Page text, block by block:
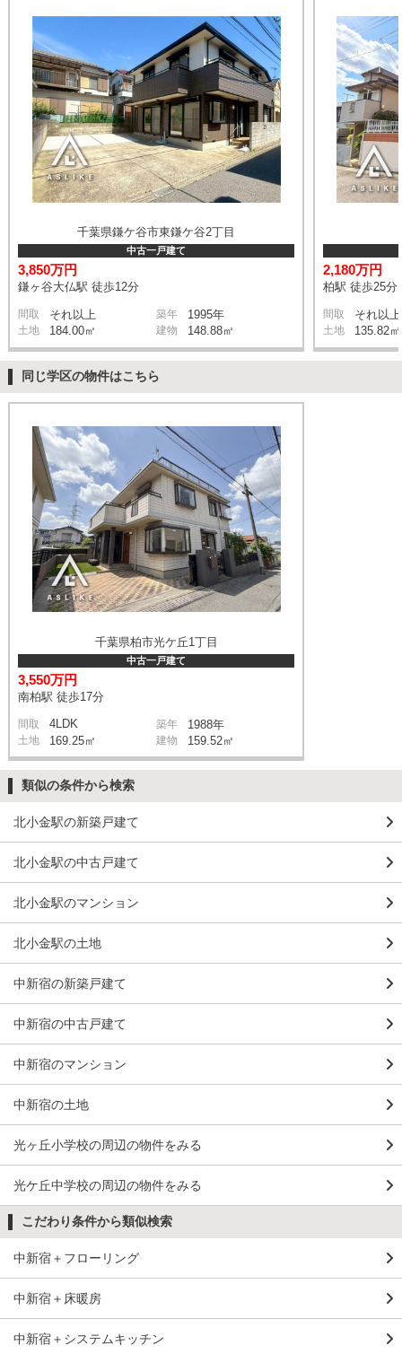
千葉県鎌ケ谷市東鎌ケ谷2丁目
中古一戸建て
3,850万円
鎌ヶ谷大仏駅 徒歩12分
間取 それ以上 築年 1995年
土地 184.00㎡ 建物 148.88㎡
2,180万円
柏駅 徒歩25分
間取 それ以上
土地 135.82㎡
同じ学区の物件はこちら
千葉県柏市光ケ丘1丁目
中古一戸建て
3,550万円
南柏駅 徒歩17分
間取 4LDK 築年 1988年
土地 169.25㎡ 建物 159.52㎡
類似の条件から検索
北小金駅の新築戸建て
北小金駅の中古戸建て
北小金駅のマンション
北小金駅の土地
中新宿の新築戸建て
中新宿の中古戸建て
中新宿のマンション
中新宿の土地
光ヶ丘小学校の周辺の物件をみる
光ケ丘中学校の周辺の物件をみる
こだわり条件から類似検索
中新宿＋フローリング
中新宿＋床暖房
中新宿＋システムキッチン